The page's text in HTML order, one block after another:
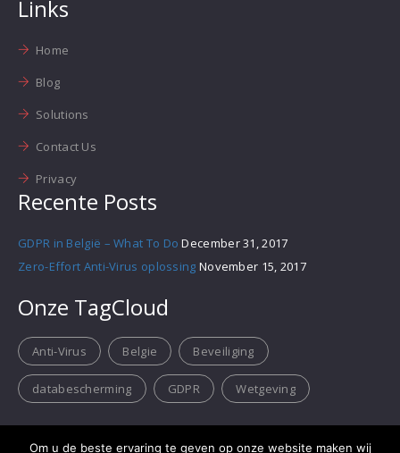
Links
Home
Blog
Solutions
Contact Us
Privacy
Recente Posts
GDPR in België – What To Do December 31, 2017
Zero-Effort Anti-Virus oplossing November 15, 2017
Onze TagCloud
Anti-Virus Belgie Beveiliging
databescherming GDPR Wetgeving
Om u de beste ervaring te geven op onze website maken wij